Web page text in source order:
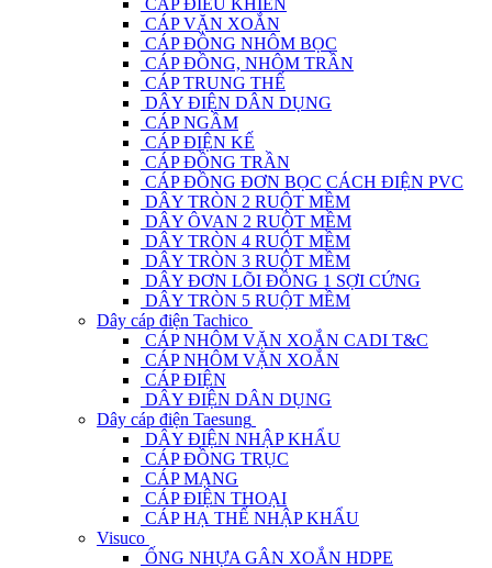
CÁP ĐIỀU KHIỂN
CÁP VẶN XOẮN
CÁP ĐỒNG NHÔM BỌC
CÁP ĐỒNG, NHÔM TRẦN
CÁP TRUNG THẾ
DÂY ĐIỆN DÂN DỤNG
CÁP NGẦM
CÁP ĐIỆN KẾ
CÁP ĐỒNG TRẦN
CÁP ĐỒNG ĐƠN BỌC CÁCH ĐIỆN PVC
DÂY TRÒN 2 RUỘT MỀM
DÂY ÔVAN 2 RUỘT MỀM
DÂY TRÒN 4 RUỘT MỀM
DÂY TRÒN 3 RUỘT MỀM
DÂY ĐƠN LÕI ĐỒNG 1 SỢI CỨNG
DÂY TRÒN 5 RUỘT MỀM
Dây cáp điện Tachico
CÁP NHÔM VẶN XOẮN CADI T&C
CÁP NHÔM VẶN XOẮN
CÁP ĐIỆN
DÂY ĐIỆN DÂN DỤNG
Dây cáp điện Taesung
DÂY ĐIỆN NHẬP KHẨU
CÁP ĐỒNG TRỤC
CÁP MẠNG
CÁP ĐIỆN THOẠI
CÁP HẠ THẾ NHẬP KHẨU
Visuco
ỐNG NHỰA GÂN XOẮN HDPE